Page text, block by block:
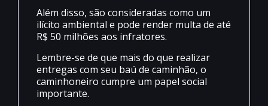
Além disso, são consideradas como um
ilícito ambiental e pode render multa de até
R$ 50 milhões aos infratores.
Lembre-se de que mais do que realizar
entregas com seu baú de caminhão, o
caminhoneiro cumpre um papel social
importante.